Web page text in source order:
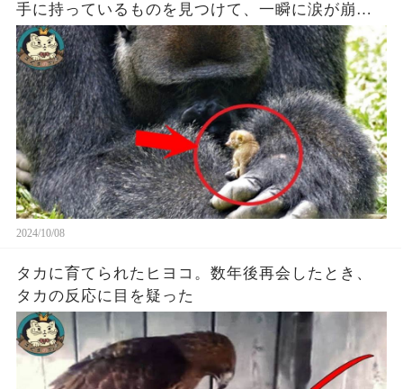
手に持っているものを見つけて、一瞬に涙が崩れ
る。
2024/10/08
タカに育てられたヒヨコ。数年後再会したとき、
タカの反応に目を疑った